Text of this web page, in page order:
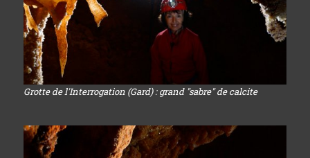
Grotte de l'Interrogation (Gard) : grand "sabre" de calcite